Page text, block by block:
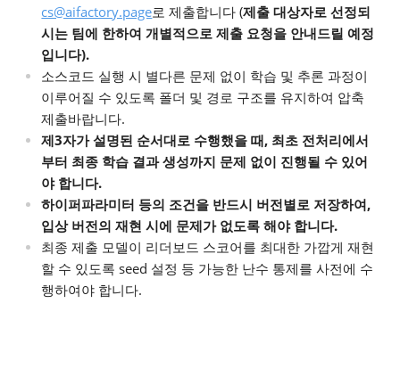
cs@aifactory.page로 제출합니다 (제출 대상자로 선정되
시는 팀에 한하여 개별적으로 제출 요청을 안내드릴 예정
입니다).
소스코드 실행 시 별다른 문제 없이 학습 및 추론 과정이
이루어질 수 있도록 폴더 및 경로 구조를 유지하여 압축
제출바랍니다.
제3자가 설명된 순서대로 수행했을 때, 최초 전처리에서
부터 최종 학습 결과 생성까지 문제 없이 진행될 수 있어
야 합니다.
하이퍼파라미터 등의 조건을 반드시 버전별로 저장하여,
입상 버전의 재현 시에 문제가 없도록 해야 합니다.
최종 제출 모델이 리더보드 스코어를 최대한 가깝게 재현
할 수 있도록 seed 설정 등 가능한 난수 통제를 사전에 수
행하여야 합니다.